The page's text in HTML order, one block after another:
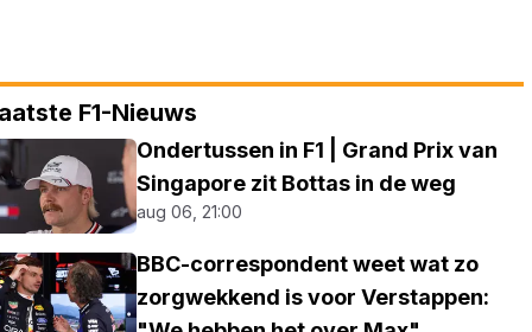
F1-Nieuws
Ondertussen in F1 | Grand Prix van
Singapore zit Bottas in de weg
aug 06, 21:00
BBC-correspondent weet wat zo
zorgwekkend is voor Verstappen: